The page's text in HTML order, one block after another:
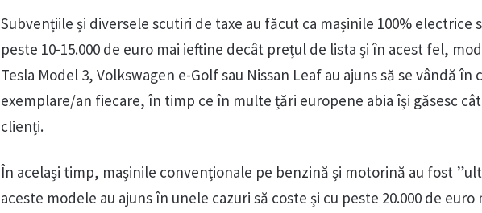
Subvențiile și diversele scutiri de taxe au făcut ca mașinile 100% electrice
peste 10-15.000 de euro mai ieftine decât prețul de lista și în acest fel,
Tesla Model 3, Volkswagen e-Golf sau Nissan Leaf au ajuns să se vândă în
exemplare/an fiecare, în timp ce în multe țări europene abia își găsesc
clienți.
În același timp, mașinile convenționale pe benzină și motorină au fost
aceste modele au ajuns în unele cazuri să coste și cu peste 20.000 de euro